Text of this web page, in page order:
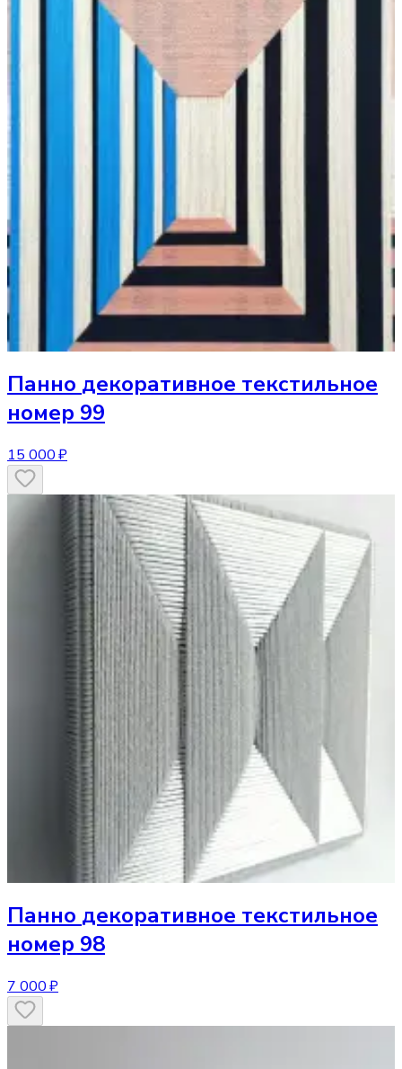
Панно декоративное текстильное
номер 99
15 000 ₽
Панно декоративное текстильное
номер 98
7 000 ₽